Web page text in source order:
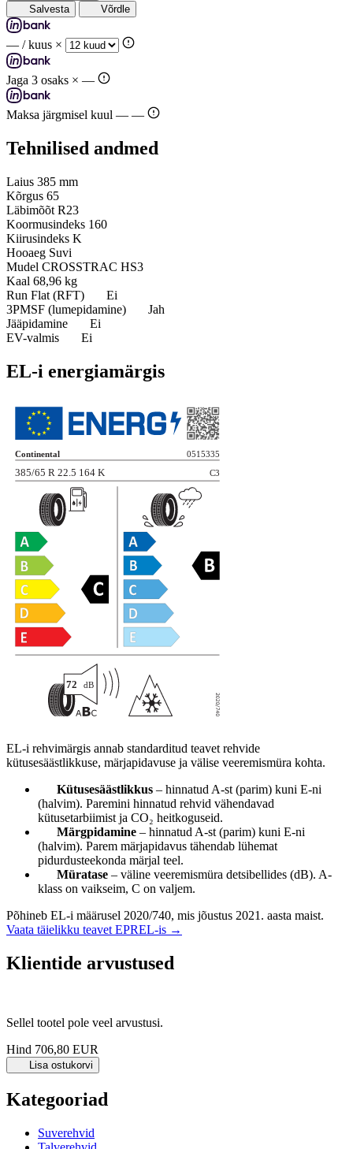
Salvesta
Võrdle
— / kuus ×
Jaga 3 osaks × —
Maksa järgmisel kuul — —
Tehnilised andmed
Laius 385 mm
Kõrgus 65
Läbimõõt R23
Koormusindeks 160
Kiirusindeks K
Hooaeg Suvi
Mudel CROSSTRAC HS3
Kaal 68,96 kg
Run Flat (RFT)
Ei
3PMSF (lumepidamine)
Jah
Jääpidamine
Ei
EV-valmis
Ei
EL-i energiamärgis
EL-i rehvimärgis annab standarditud teavet rehvide
kütusesäästlikkuse, märjapidavuse ja välise veeremismüra kohta.
Kütusesäästlikkus – hinnatud A-st (parim) kuni E-ni
(halvim). Paremini hinnatud rehvid vähendavad
kütusetarbiimist ja CO₂ heitkoguseid.
Märgpidamine – hinnatud A-st (parim) kuni E-ni
(halvim). Parem märjapidavus tähendab lühemat
pidurdusteekonda märjal teel.
Müratase – väline veeremismüra detsibellides (dB). A-
klass on vaikseim, C on valjem.
Põhineb EL-i määrusel 2020/740, mis jõustus 2021. aasta maist.
Vaata täielikku teavet EPREL-is →
Klientide arvustused
Sellel tootel pole veel arvustusi.
Hind 706,80 EUR
Lisa ostukorvi
Kategooriad
Suverehvid